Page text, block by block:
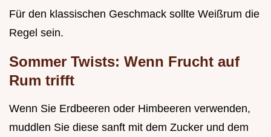
Für den klassischen Geschmack sollte Weißrum die
Regel sein.
Sommer Twists: Wenn Frucht auf
Rum trifft
Wenn Sie Erdbeeren oder Himbeeren verwenden,
muddlen Sie diese sanft mit dem Zucker und dem